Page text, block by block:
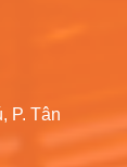
P. Tân